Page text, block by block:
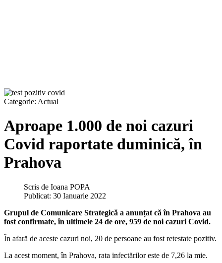
Categorie: Actual
Aproape 1.000 de noi cazuri
Covid raportate duminică, în
Prahova
Scris de Ioana POPA
Publicat: 30 Ianuarie 2022
Grupul de Comunicare Strategică a anunțat că în Prahova au
fost confirmate, în ultimele 24 de ore, 959 de noi cazuri Covid.
În afară de aceste cazuri noi, 20 de persoane au fost retestate pozitiv.
La acest moment, în Prahova, rata infectărilor este de 7,26 la mie.